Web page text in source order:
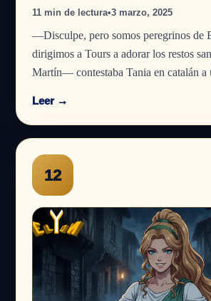
11 min de lectura•3 marzo, 2025
—Disculpe, pero somos peregrinos de
dirigimos a Tours a adorar los restos
Martín— contestaba Tania en catalán a
Leer →
12